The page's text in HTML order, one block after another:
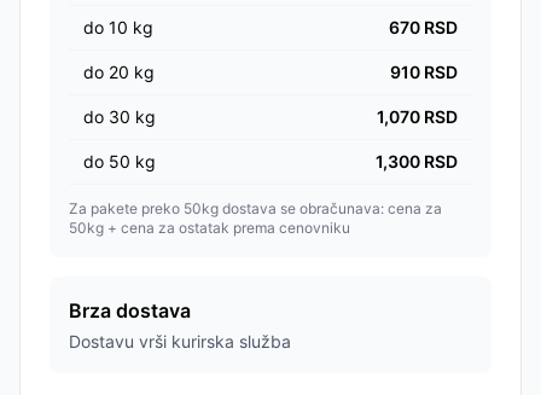
do 10 kg 670 RSD
do 20 kg 910 RSD
do 30 kg 1,070 RSD
do 50 kg 1,300 RSD
Za pakete preko 50kg dostava se obračunava: cena za
50kg + cena za ostatak prema cenovniku
Brza dostava
Dostavu vrši kurirska služba